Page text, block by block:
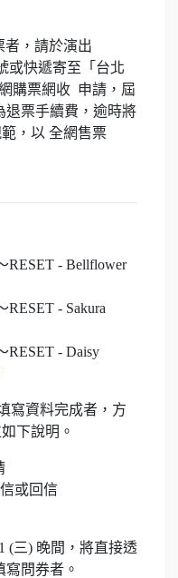
，請於演出
或快遞寄至「台北
購票網收 申請，屆
退票手續費，逾時將
，以 全網售票
- Bellflower
- Sakura
- Daisy
寫資料完成者，方
下說明。
或回信
(三) 晚間，將直接透
寫問券者。